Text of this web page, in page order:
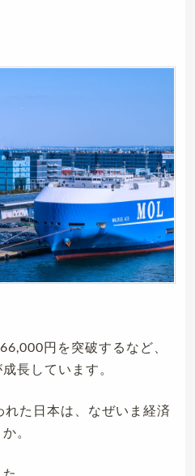
円を突破するなど、
長しています。
れた日本は、なぜいま経済
。